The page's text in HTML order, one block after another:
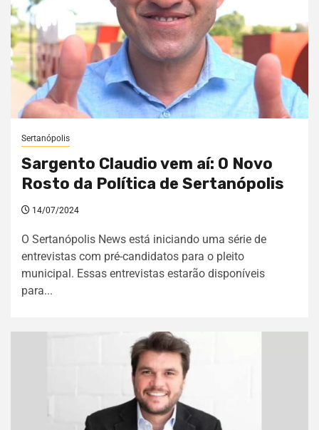
Sertanópolis
Sargento Claudio vem aí: O Novo
Rosto da Política de Sertanópolis
14/07/2024
O Sertanópolis News está iniciando uma série de
entrevistas com pré-candidatos para o pleito
municipal. Essas entrevistas estarão disponíveis
para...